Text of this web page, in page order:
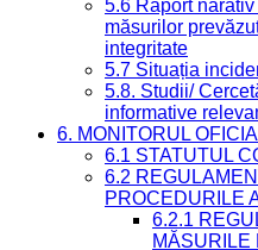
5.6 Raport
măsurilor
integritate
5.7 Situația
5.8. Studii/
informative
6. MONITORUL
6.1 STATUTUL
6.2
PROCEDURILE
6.2.1
MĂSURILE